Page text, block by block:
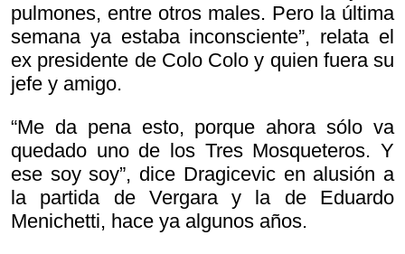
pulmones, entre otros males. Pero la última
semana ya estaba inconsciente”, relata el
ex presidente de Colo Colo y quien fuera su
jefe y amigo.
“Me da pena esto, porque ahora sólo va
quedado uno de los Tres Mosqueteros. Y
ese soy soy”, dice Dragicevic en alusión a
la partida de Vergara y la de Eduardo
Menichetti, hace ya algunos años.